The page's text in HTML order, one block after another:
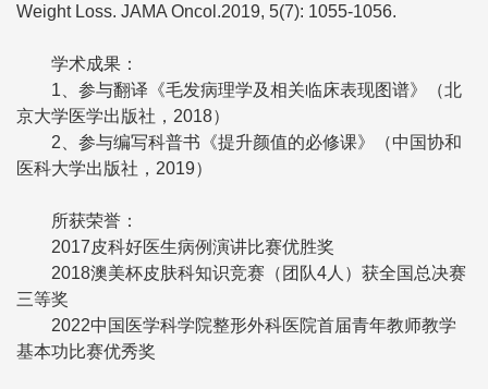
Weight Loss. JAMA Oncol.2019, 5(7): 1055-1056.
学术成果：
1、参与翻译《毛发病理学及相关临床表现图谱》（北
京大学医学出版社，2018）
2、参与编写科普书《提升颜值的必修课》（中国协和
医科大学出版社，2019）
所获荣誉：
2017皮科好医生病例演讲比赛优胜奖
2018澳美杯皮肤科知识竞赛（团队4人）获全国总决赛
三等奖
2022中国医学科学院整形外科医院首届青年教师教学
基本功比赛优秀奖